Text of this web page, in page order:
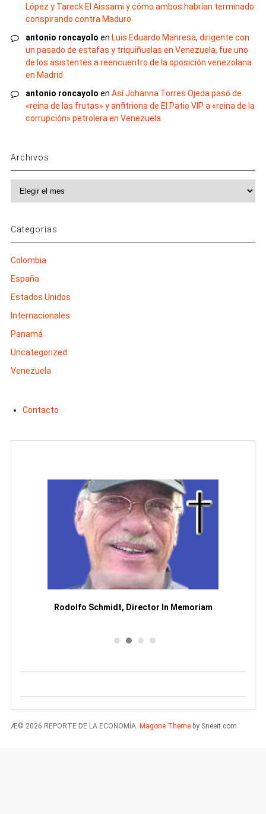
López y Tareck El Aissami y cómo ambos habrían terminado
conspirando contra Maduro
antonio roncayolo en Luis Eduardo Manresa, dirigente con
un pasado de estafas y triquiñuelas en Venezuela, fue uno
de los asistentes a reencuentro de la oposición venezolana
en Madrid
antonio roncayolo en Así Johanna Torres Ojeda pasó de
«reina de las frutas» y anfitriona de El Patio VIP a «reina de la
corrupción» petrolera en Venezuela
Archivos
Categorías
Colombia
España
Estados Unidos
Internacionales
Panamá
Uncategorized
Venezuela
Contacto
Rodolfo Schmidt, Director In Memoriam
Æ© 2026 REPORTE DE LA ECONOMÍA. Magone Themeby Sneeit.com